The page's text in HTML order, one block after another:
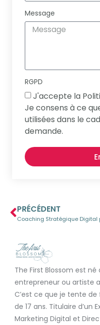
Message
RGPD
J'accepte la
Je consens à ce
utilisées dans le
demande.
PRÉCÉDENT
The First Blossom est
entrepreneur ou artiste
C’est ce que je tente
de 17 ans. Titulaire d’un
Marketing Digital et